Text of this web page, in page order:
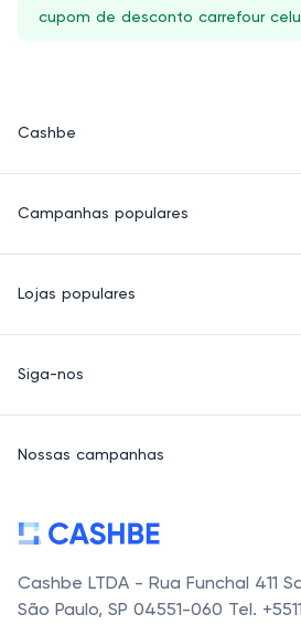
cupom de desconto carrefour
Cashbe
Termos de Uso
Quem Somos
Campanhas populares
Roupas
Saúde e beleza
Produtos para crianças
Lojas populares
Carrefour
Petz
Alibaba
Carrefour Mercado
Siga-nos
LinkedIn
Nossas campanhas
Cashbe LTDA - Rua Funchal 411
São Paulo, SP 04551-060 Tel.